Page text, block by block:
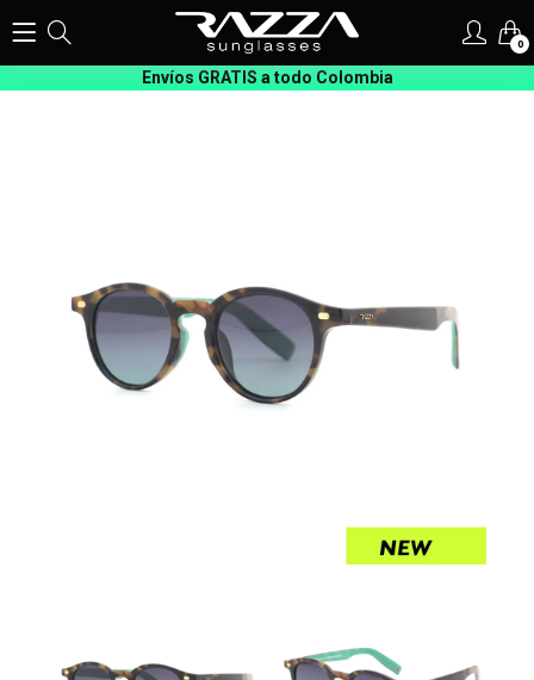
0
Envíos GRATIS a todo Colombia